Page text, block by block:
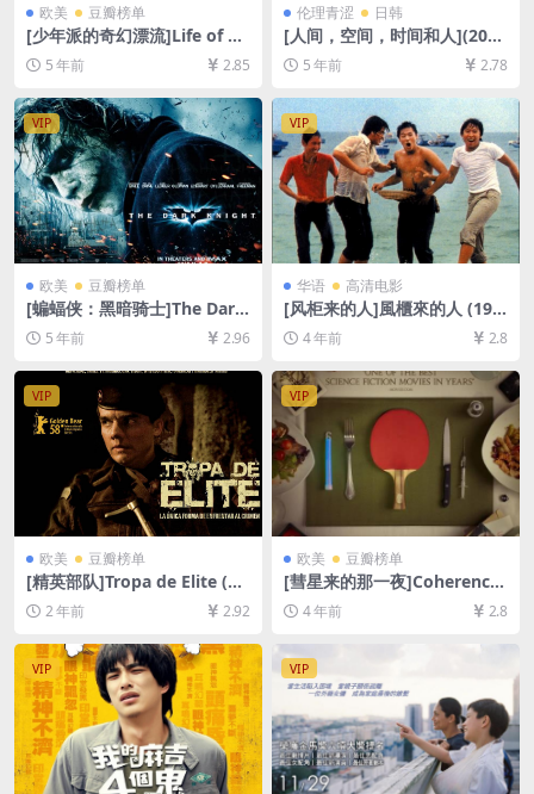
欧美 豆瓣榜单
[少年派的奇幻漂流]Life of Pi
(2012)[百度网盘+迅雷云盘资
源1080P超清][MP4/8.3GB]
[中英字幕]
5 年前 2.85
伦理青涩 日韩
[人间，空间，时间和人](201
8)[百度网盘+迅雷云盘资源10
80P超清未删减][MP4/6.4GB]
[韩语繁体中字]【视频文件+防
和谐压缩包（含解压密码）】
5 年前 2.78
VIP
欧美 豆瓣榜单
[蝙蝠侠：黑暗骑士]The Dark
Knight (2008)[百度网盘+迅
雷云盘资源1080P超清未删减]
[MP4/9.7GB][中英字幕]
5 年前 2.96
VIP
华语 高清电影
[风柜来的人]風櫃來的人 (198
3)[百度网盘+迅雷云盘资源10
80P超清未删减][MP4/6GB]
[中文字幕]
4 年前 2.8
VIP
欧美 豆瓣榜单
[精英部队]Tropa de Elite (20
07)[百度网盘+夸克网盘1080P
超清未删减资源][网盘在线播
幕]
2 年前 2.92
VIP
欧美 豆瓣榜单
[彗星来的那一夜]Coherence
(2013)[百度网盘+迅雷云盘资
源1080P超清未删减][MP4/5.
4 年前 2.8
VIP VIP